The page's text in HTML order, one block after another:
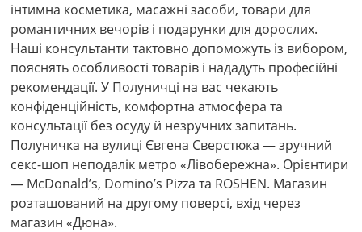
інтимна косметика, масажні засоби, товари для
романтичних вечорів і подарунки для дорослих.
Наші консультанти тактовно допоможуть із вибором,
пояснять особливості товарів і нададуть професійні
рекомендації. У Полуничці на вас чекають
конфіденційність, комфортна атмосфера та
консультації без осуду й незручних запитань.
Полуничка на вулиці Євгена Сверстюка — зручний
секс-шоп неподалік метро «Лівобережна». Орієнтири
— McDonald’s, Domino’s Pizza та ROSHEN. Магазин
розташований на другому поверсі, вхід через
магазин «Дюна».